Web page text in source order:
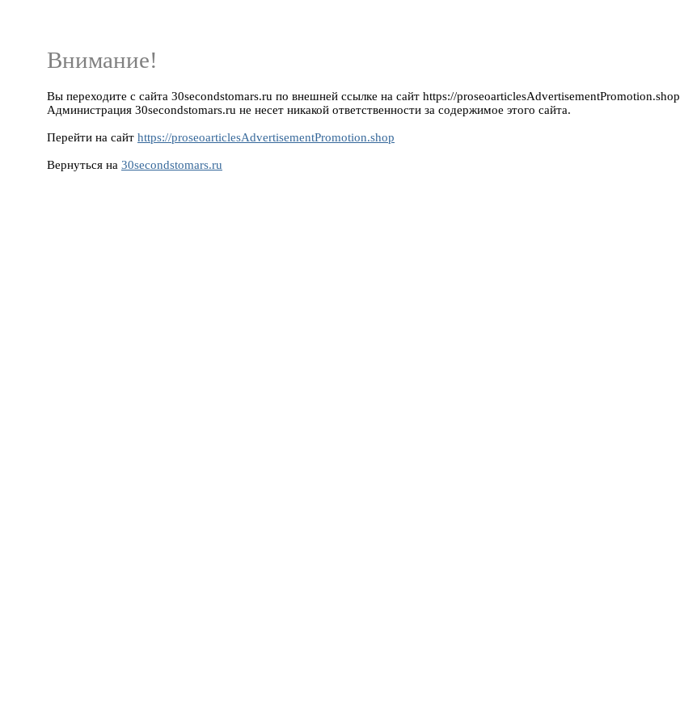
Внимание!
Вы переходите с сайта 30secondstomars.ru по внешней ссылке на сайт https://proseoarticlesAdvertisementPromotion.shop
Администрация 30secondstomars.ru не несет никакой ответственности за содержимое этого сайта.
Перейти на сайт https://proseoarticlesAdvertisementPromotion.shop
Вернуться на 30secondstomars.ru